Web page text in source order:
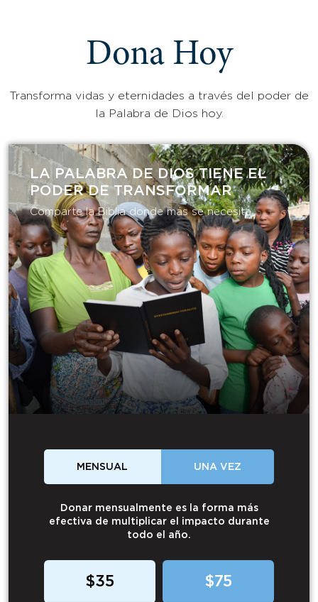
Dona Hoy
Transforma vidas y eternidades a través del poder de
la Palabra de Dios hoy.
LA PALABRA DE DIOS TIENE EL
PODER DE TRANSFORMAR​
Comparte la Biblia donde más se necesita.
MENSUAL UNA VEZ
Donar mensualmente es la forma más
efectiva de multiplicar el impacto durante
todo el año.
$35 $75